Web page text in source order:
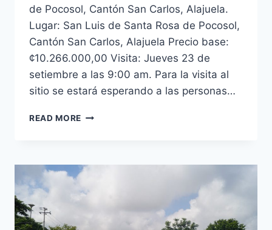
de Pocosol, Cantón San Carlos, Alajuela.
Lugar: San Luis de Santa Rosa de Pocosol,
Cantón San Carlos, Alajuela Precio base:
¢10.266.000,00 Visita: Jueves 23 de
setiembre a las 9:00 am. Para la visita al
sitio se estará esperando a las personas…
READ MORE SEGUNDO